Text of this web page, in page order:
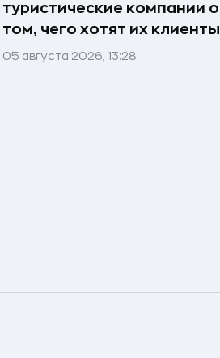
туристические компании о
том, чего хотят их клиенты
05 августа 2026, 13:28